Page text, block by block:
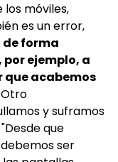
los móviles,
es un error,
de forma
ejemplo, a
que acabemos
Otro
y suframos
que
ser